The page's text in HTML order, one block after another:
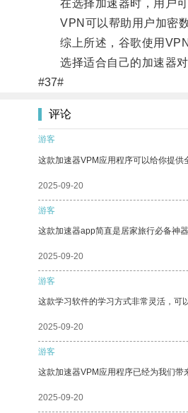
在选择加速器时，用户可
VPN可以帮助用户加密数
综上所述，谷歌使用VPN
选择适合自己的加速器对
#37#
评论
游客
这款加速器VPM应用程序可以给你提供
2025-09-20
游客
这款加速器app简直是居家旅行必备神
2025-09-20
游客
这款学习软件的学习方式非常灵活，可
2025-09-20
游客
这款加速器VPM应用程序已经为我们带
2025-09-20